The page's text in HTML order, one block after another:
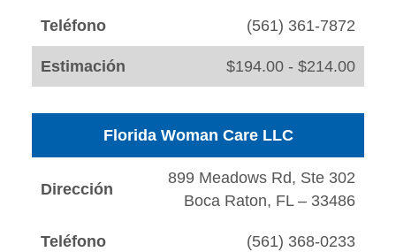
Teléfono (561) 361-7872
Estimación $194.00 - $214.00
Florida Woman Care LLC
Dirección
899 Meadows Rd, Ste 302
Boca Raton, FL – 33486
Teléfono (561) 368-0233